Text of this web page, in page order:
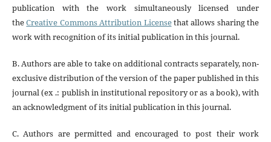
publication with the work simultaneously licensed under
theCreative Commons Attribution Licensethat allows sharing the
work with recognition of its initial publication in this journal.
B. Authors are able to take on additional contracts separately, non-
exclusive distribution of the version of the paper published in this
journal (ex .: publish in institutional repository or as a book), with
an acknowledgment of its initial publication in this journal.
C. Authors are permitted and encouraged to post their work